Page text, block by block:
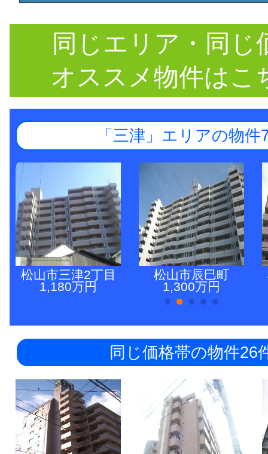
同じエリア・同じ
オススメ物件はこ
「三津」エリアの物件
松山市三津2丁目
1,180万円
松山市辰巳町
1,300万円
同じ価格帯の物件26